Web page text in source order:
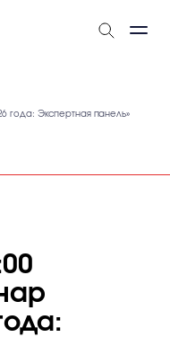
года: Экспертная панель»